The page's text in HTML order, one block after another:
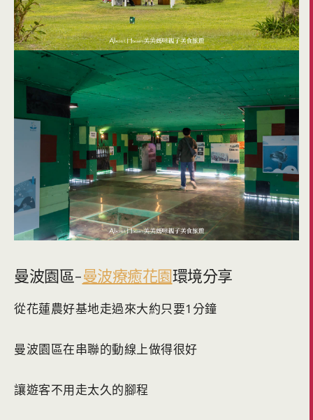
曼波園區-曼波療癒花園環境分享
從花蓮農好基地走過來大約只要1分鐘
曼波園區在串聯的動線上做得很好
讓遊客不用走太久的腳程